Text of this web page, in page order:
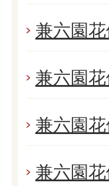
兼六園
兼六園
兼六園
兼六園